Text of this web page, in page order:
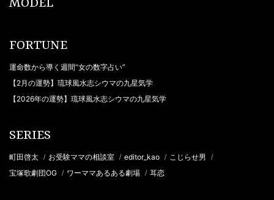
MODEL
FORTUNE
運命数から導く週間“女の数字占い”
【2月の運勢】琉球風水志シウマの九星気学
【2026年の運勢】琉球風水志シウマの九星気学
SERIES
町田啓太 / お受験ママの相談室 / editor_kao / こじらせ男 /
宝塚歌劇団OG / ワーママあるある劇場 / 耳恋